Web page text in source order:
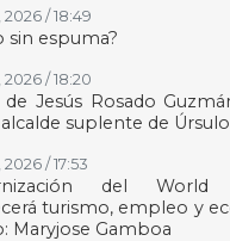
/ 18:49
sin espuma?
/ 18:20
de Jesús Rosado
suplente de
/ 17:53
del World
turismo, empleo y
Maryjose Gamboa